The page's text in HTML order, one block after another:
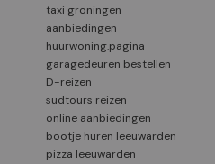
taxi groningen
aanbiedingen
huurwoning.pagina
garagedeuren bestellen
D-reizen
sudtours reizen
online aanbiedingen
bootje huren leeuwarden
pizza leeuwarden